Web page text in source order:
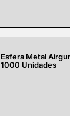
Esfera Metal
1000 Unidades